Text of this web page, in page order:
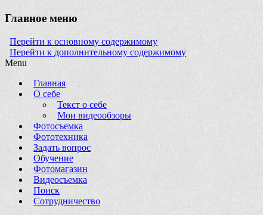
Главное меню
Перейти к основному содержимому
Перейти к дополнительному содержимому
Menu
Главная
О себе
Текст о себе
Мои видеообзоры
Фотосъемка
Фототехника
Задать вопрос
Обучение
Фотомагазин
Видеосъемка
Поиск
Сотрудничество